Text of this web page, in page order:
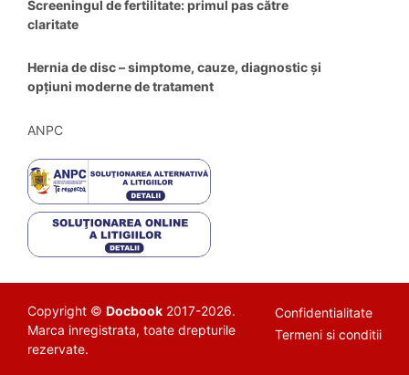
Screeningul de fertilitate: primul pas către
claritate
Hernia de disc – simptome, cauze, diagnostic și
opțiuni moderne de tratament
ANPC
Copyright © Docbook 2017-2026.
Marca inregistrata, toate drepturile
rezervate.
Confidentialitate
Termeni si conditii